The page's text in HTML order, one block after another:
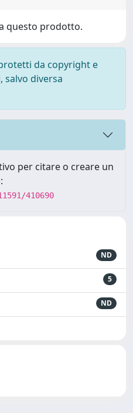
questo prodotto.
da copyright e
diversa
per citare o creare un
410690
ND
5
ND